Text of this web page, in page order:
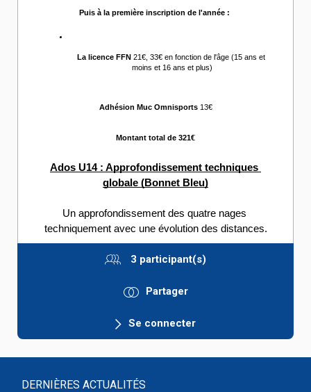
Puis à la première inscription de l'année :
La licence FFN 21€, 33€ en fonction de l'âge (15 ans et
moins et 16 ans et plus)
Adhésion Muc Omnisports 13€
Montant total de 321€
Ados U14 : Approfondissement techniques
globale (Bonnet Bleu)
Un approfondissement des quatre nages
techniquement avec une évolution des distances.
3 participant(s)
Partager
Se connecter
DERNIÈRES ACTUALITÉS